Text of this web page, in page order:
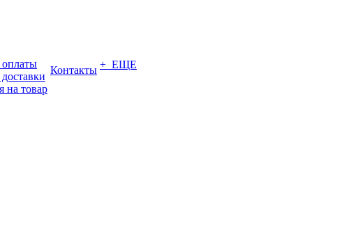
оплаты
на товар
Контакты + ЕЩЕ